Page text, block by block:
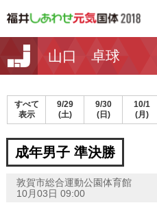
山口 卓球
すべて
表示
9/29
(土)
9/30
(日)
10/1
(月)
成年男子 準決勝
敦賀市総合運動公園体育館
10月03日 09:00